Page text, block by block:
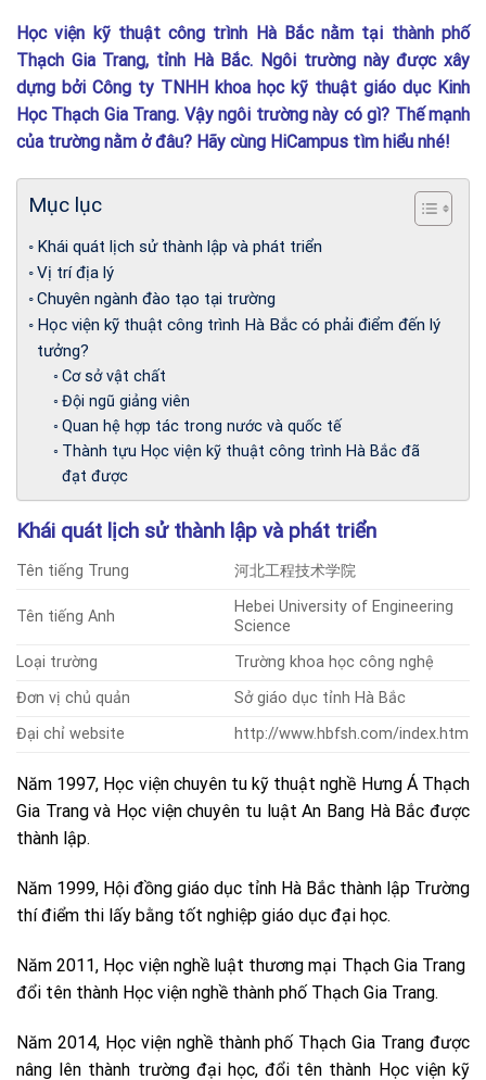
Học viện kỹ thuật công trình Hà Bắc nằm tại thành phố
Thạch Gia Trang, tỉnh Hà Bắc. Ngôi trường này được xây
dựng bởi Công ty TNHH khoa học kỹ thuật giáo dục Kinh
Học Thạch Gia Trang. Vậy ngôi trường này có gì? Thế mạnh
của trường nằm ở đâu? Hãy cùng HiCampus tìm hiểu nhé!
Mục lục
Khái quát lịch sử thành lập và phát triển
Vị trí địa lý
Chuyên ngành đào tạo tại trường
Học viện kỹ thuật công trình Hà Bắc có phải điểm đến lý
tưởng?
Cơ sở vật chất
Đội ngũ giảng viên
Quan hệ hợp tác trong nước và quốc tế
Thành tựu Học viện kỹ thuật công trình Hà Bắc đã
đạt được
Khái quát lịch sử thành lập và phát triển
Tên tiếng Trung 河北工程技术学院
Tên tiếng Anh
Hebei University of Engineering
Science
Loại trường
Trường khoa học công nghệ
Đơn vị chủ quản
Sở giáo dục tỉnh Hà Bắc
Đại chỉ website
http://www.hbfsh.com/index.htm
Năm 1997, Học viện chuyên tu kỹ thuật nghề Hưng Á Thạch
Gia Trang và Học viện chuyên tu luật An Bang Hà Bắc được
thành lập.
Năm 1999, Hội đồng giáo dục tỉnh Hà Bắc thành lập Trường
thí điểm thi lấy bằng tốt nghiệp giáo dục đại học.
Năm 2011, Học viện nghề luật thương mại Thạch Gia Trang
đổi tên thành Học viện nghề thành phố Thạch Gia Trang.
Năm 2014, Học viện nghề thành phố Thạch Gia Trang được
nâng lên thành trường đại học, đổi tên thành Học viện kỹ